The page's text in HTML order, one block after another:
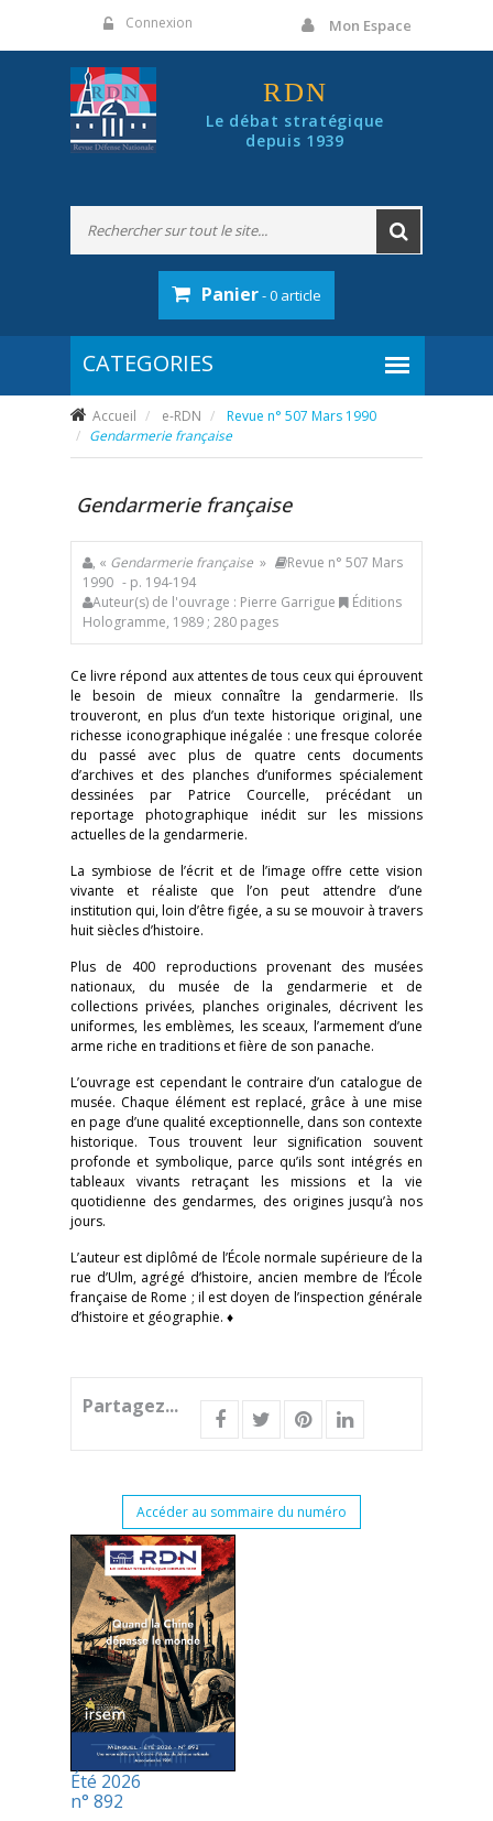
Connexion Mon Espace
RDN
Le débat stratégique
depuis 1939
Panier- 0 article
Accueil e-RDN
Revue n° 507 Mars 1990
Gendarmerie française
Gendarmerie française
, « Gendarmerie française »
Revue n° 507 Mars
1990 - p. 194-194
Auteur(s) de l'ouvrage : Pierre Garrigue
Éditions
Hologramme, 1989 ; 280 pages
Ce livre répond aux attentes de tous ceux qui éprouvent
le besoin de mieux connaître la gendarmerie. Ils
trouveront, en plus d’un texte historique original, une
richesse iconographique inégalée : une fresque colorée
du passé avec plus de quatre cents documents
d’archives et des planches d’uniformes spécialement
dessinées par Patrice Courcelle, précédant un
reportage photographique inédit sur les missions
actuelles de la gendarmerie.
La symbiose de l’écrit et de l’image offre cette vision
vivante et réaliste que l’on peut attendre d’une
institution qui, loin d’être figée, a su se mouvoir à travers
huit siècles d’histoire.
Plus de 400 reproductions provenant des musées
nationaux, du musée de la gendarmerie et de
collections privées, planches originales, décrivent les
uniformes, les emblèmes, les sceaux, l’armement d’une
arme riche en traditions et fière de son panache.
L’ouvrage est cependant le contraire d’un catalogue de
musée. Chaque élément est replacé, grâce à une mise
en page d’une qualité exceptionnelle, dans son contexte
historique. Tous trouvent leur signification souvent
profonde et symbolique, parce qu’ils sont intégrés en
tableaux vivants retraçant les missions et la vie
quotidienne des gendarmes, des origines jusqu’à nos
jours.
L’auteur est diplômé de l’École normale supérieure de la
rue d’Ulm, agrégé d’histoire, ancien membre de l’École
française de Rome ; il est doyen de l’inspection générale
d’histoire et géographie. ♦
Partagez...
Accéder au sommaire du numéro
Été 2026
n° 892